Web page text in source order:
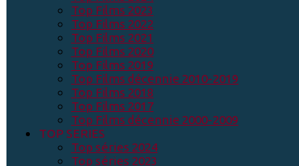
Top Films 2023
Top Films 2022
Top Films 2021
Top Films 2020
Top Films 2019
Top Films décennie 2010-2019
Top Films 2018
Top Films 2017
Top Films décennie 2000-2009
TOP SERIES
Top séries 2024
Top séries 2023